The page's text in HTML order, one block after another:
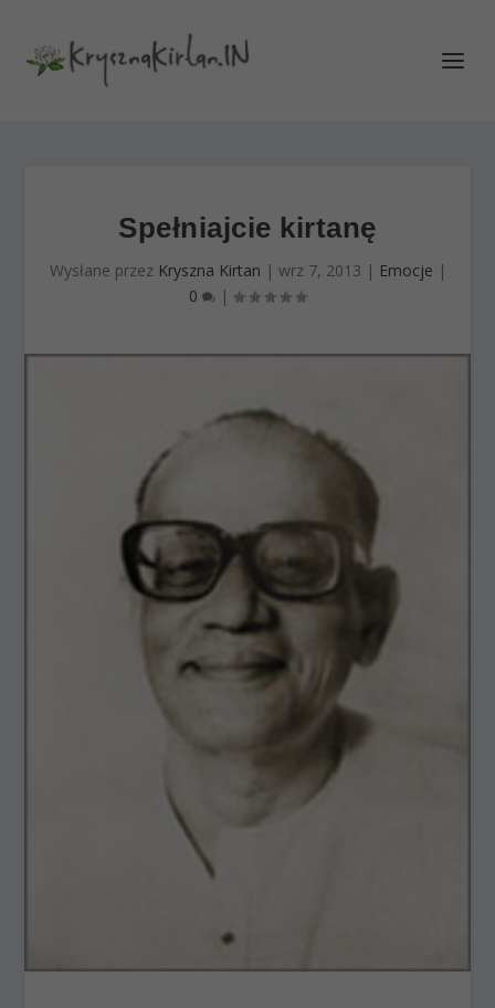
Spełniajcie kirtanę
Wysłane przez Kryszna Kirtan | wrz 7, 2013 | Emocje |
0
|